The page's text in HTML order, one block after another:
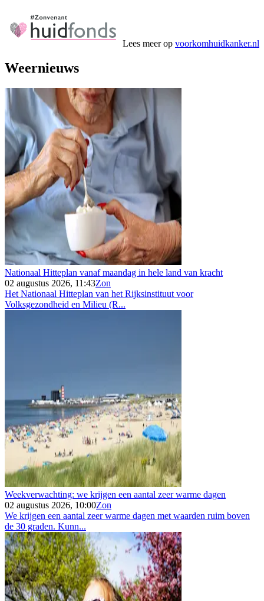
Lees meer op voorkomhuidkanker.nl
Weernieuws
Nationaal Hitteplan vanaf maandag in hele land van kracht
02 augustus 2026, 11:43Zon
Het Nationaal Hitteplan van het Rijksinstituut voor
Volksgezondheid en Milieu (R...
Weekverwachting: we krijgen een aantal zeer warme dagen
02 augustus 2026, 10:00Zon
We krijgen een aantal zeer warme dagen met waarden ruim boven
de 30 graden. Kunn...